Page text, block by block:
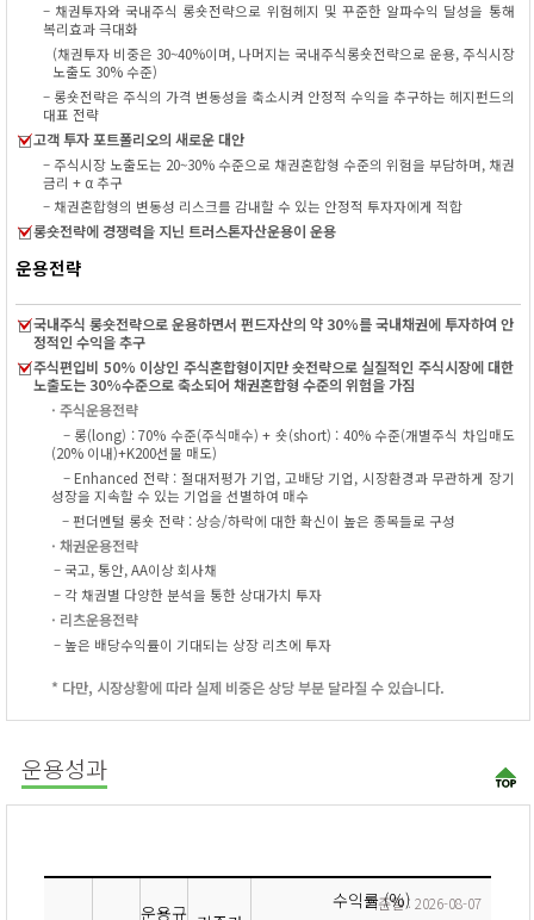
– 채권투자와 국내주식 롱숏전략으로 위험헤지 및 꾸준한 알파수익 달성을 통해
복리효과 극대화
(채권투자 비중은 30~40%이며, 나머지는 국내주식롱숏전략으로 운용, 주식시장
노출도 30% 수준)
– 롱숏전략은 주식의 가격 변동성을 축소시켜 안정적 수익을 추구하는 헤지펀드의
대표 전략
고객 투자 포트폴리오의 새로운 대안
– 주식시장 노출도는 20~30% 수준으로 채권혼합형 수준의 위험을 부담하며, 채권
금리 + α 추구
– 채권혼합형의 변동성 리스크를 감내할 수 있는 안정적 투자자에게 적합
롱숏전략에 경쟁력을 지닌 트러스톤자산운용이 운용
운용전략
국내주식 롱숏전략으로 운용하면서 펀드자산의 약 30%를 국내채권에 투자하여 안
정적인 수익을 추구
주식편입비 50% 이상인 주식혼합형이지만 숏전략으로 실질적인 주식시장에 대한
노출도는 30%수준으로 축소되어 채권혼합형 수준의 위험을 가짐
· 주식운용전략
– 롱(long) : 70% 수준(주식매수) + 숏(short) : 40% 수준(개별주식 차입매도
(20% 이내)+K200선물 매도)
– Enhanced 전략 : 절대저평가 기업, 고배당 기업, 시장환경과 무관하게 장기
성장을 지속할 수 있는 기업을 선별하여 매수
– 펀더멘털 롱숏 전략 : 상승/하락에 대한 확신이 높은 종목들로 구성
· 채권운용전략
– 국고, 통안, AA이상 회사채
– 각 채권별 다양한 분석을 통한 상대가치 투자
· 리츠운용전략
– 높은 배당수익률이 기대되는 상장 리츠에 투자
* 다만, 시장상황에 따라 실제 비중은 상당 부분 달라질 수 있습니다.
운용성과
운용규
수익률 (%)
기준일 : 2026-08-07